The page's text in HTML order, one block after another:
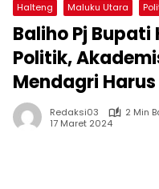
Halteng Maluku Utara
Baliho Pj
Politik,
Mendagri
Redaksi03
2 Min
17 Maret 2024